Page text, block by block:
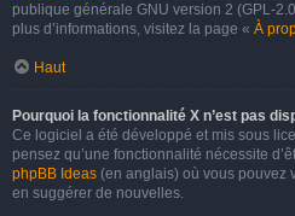
publique générale GNU version 2 (GPL-
plus d’informations, visitez la page « À
Haut
Pourquoi la fonctionnalité X n’est pas
Ce logiciel a été développé et mis sous
pensez qu’une fonctionnalité nécessite
phpBB Ideas (en anglais) où vous pouvez
en suggérer de nouvelles.